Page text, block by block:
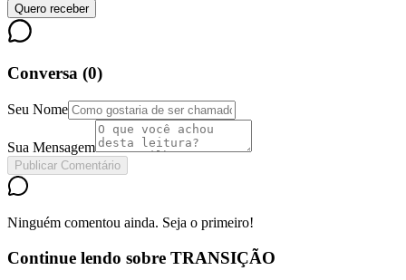
Quero receber
Conversa (0)
Seu Nome
Sua Mensagem
Publicar Comentário
Ninguém comentou ainda. Seja o primeiro!
Continue lendo sobre TRANSIÇÃO